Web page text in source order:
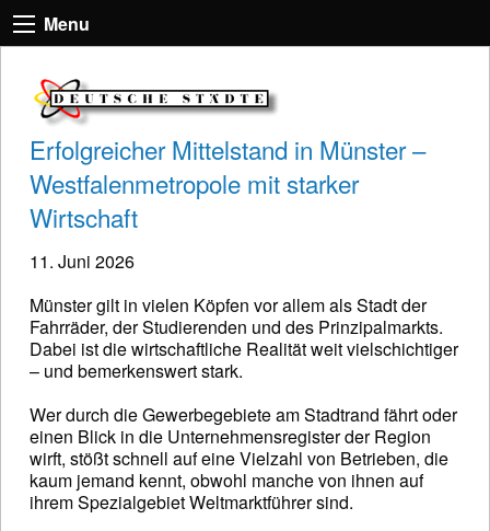
Menu
Erfolgreicher Mittelstand in Münster –
Westfalenmetropole mit starker
Wirtschaft
11. Juni 2026
Münster gilt in vielen Köpfen vor allem als Stadt der
Fahrräder, der Studierenden und des Prinzipalmarkts.
Dabei ist die wirtschaftliche Realität weit vielschichtiger
– und bemerkenswert stark.
Wer durch die Gewerbegebiete am Stadtrand fährt oder
einen Blick in die Unternehmensregister der Region
wirft, stößt schnell auf eine Vielzahl von Betrieben, die
kaum jemand kennt, obwohl manche von ihnen auf
ihrem Spezialgebiet Weltmarktführer sind.